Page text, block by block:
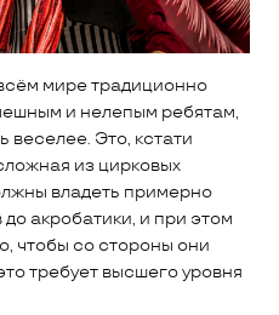
мире традиционно
и нелепым ребятам,
веселее. Это, кстати
из цирковых
владеть примерно
акробатики, и при этом
чтобы со стороны они
требует высшего уровня